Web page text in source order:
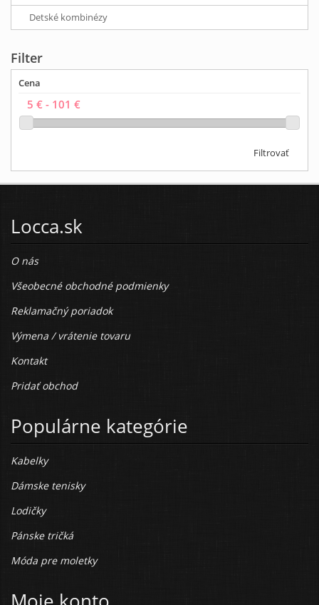
Detské kombinézy
Filter
Cena
Filtrovať
Locca.sk
O nás
Všeobecné obchodné podmienky
Reklamačný poriadok
Výmena / vrátenie tovaru
Kontakt
Pridať obchod
Populárne kategórie
Kabelky
Dámske tenisky
Lodičky
Pánske tričká
Móda pre moletky